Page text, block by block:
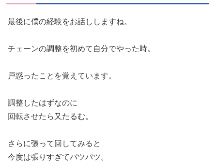
最後に僕の経験をお話ししますね。
チェーンの調整を初めて自分でやった時。
戸惑ったことを覚えています。
調整したはずなのに
回転させたら又たるむ。
さらに張って回してみると
今度は張りすぎてパツパツ。